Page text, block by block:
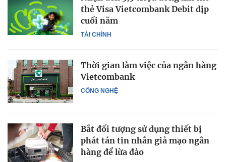
TÀI CHÍNH
thẻ Visa Vietcombank Debit dịp
cuối năm
CÔNG NGHỆ
Thời gian làm việc của ngân hàng
Vietcombank
Bắt đối tượng sử dụng thiết bị
phát tán tin nhắn giả mạo ngân
hàng để lừa đảo